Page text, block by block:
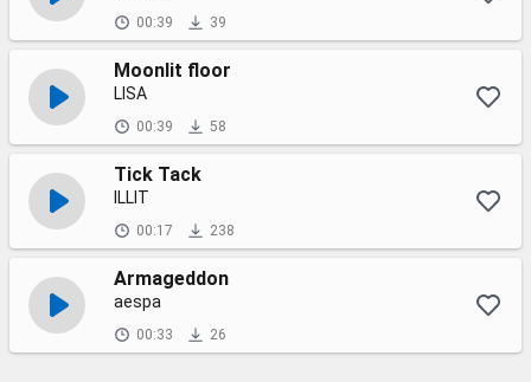
00:39 39
Moonlit floor
LISA
00:39 58
Tick Tack
ILLIT
00:17 238
Armageddon
aespa
00:33 26